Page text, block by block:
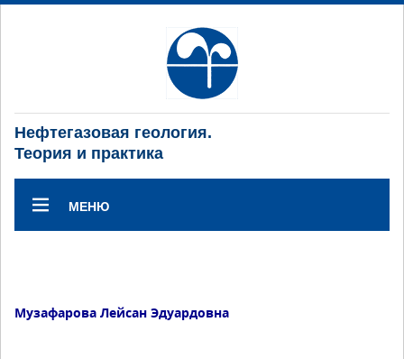
Нефтегазовая геология.
Теория и практика
МЕНЮ
Музафарова Лейсан Эдуардовна